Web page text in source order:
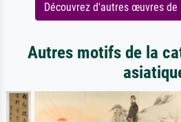
Découvrez d'autres œuvres de
Autres motifs de la